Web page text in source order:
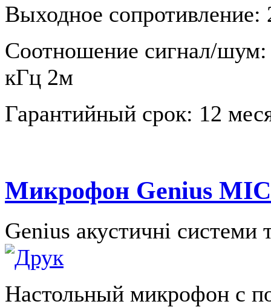
Выходное
Соотношение сигнал/
кГц 2м
Гарантийный срок: 12
Микрофон Genius
Genius акустичні системи
Настольный микрофон с